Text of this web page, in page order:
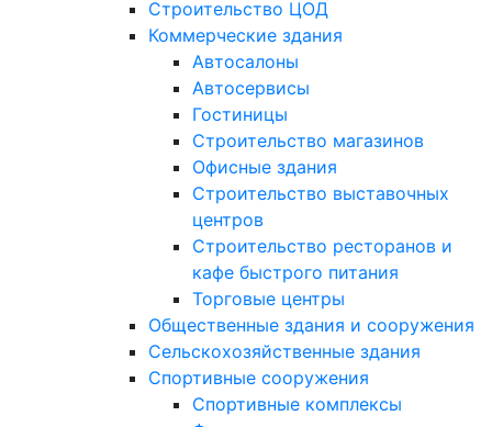
Строительство ЦОД
Коммерческие здания
Автосалоны
Автосервисы
Гостиницы
Строительство магазинов
Офисные здания
Строительство выставочных
центров
Строительство ресторанов и
кафе быстрого питания
Торговые центры
Общественные здания и сооружения
Сельскохозяйственные здания
Спортивные сооружения
Спортивные комплексы